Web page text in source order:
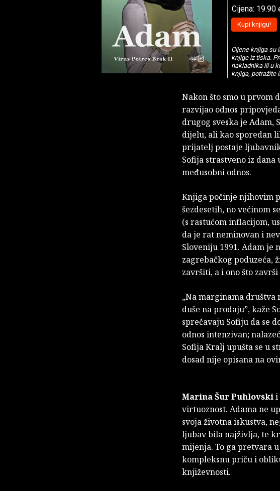
Cijena: 19.90
Kupi knjigu!
Cijene knjiga su
knjige iz tiska.
nakladnika ili u
knjiga, potražite
Nakon što smo u
razvijao odnos
drugog sveska je
dijelu, ali kao sporedan
prijatelj postaje
Sofija strastveno iz
međusobni odnos.
Knjiga počinje njihovim
šezdesetih, no većinom
(s rastućom inflacijom,
da je rat neminovan i
Sloveniju 1991. Adam
zagrebačkog poduzeća,
završiti, a i ono što
„Na marginama društva
duše na prodaju”, kaže
sprečavaju Sofiju da se
odnos intenzivan;
Sofija Kralj upušta se u
dosad nije opisana na
Marina Šur Puhlovskii
virtuoznost. Adama ne
svoja životna iskustva,
ljubav bila najživlja, te
mijenja. To ga pretvara
kompleksnu priču i
književnosti.